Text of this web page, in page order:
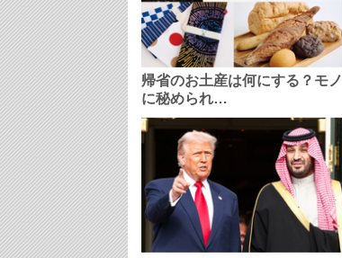
帰省のお土産は何にする？モノ
に秘められ…